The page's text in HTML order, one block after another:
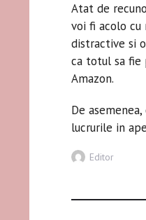
Atat de
voi fi acolo cu
distractive si
ca totul sa fie
Amazon.
De
lucrurile in
Author
Editor